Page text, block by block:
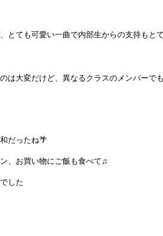
とても可愛い一曲で内部生からの支持もと
は大変だけど、異なるクラスのメンバーで
だったね🌴
、お買い物にご飯も食べて♫
した